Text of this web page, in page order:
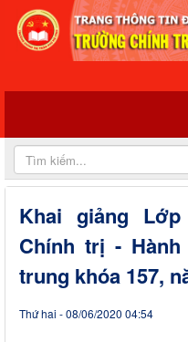
Khai giảng
Chính trị -
trung khóa 157,
Thứ hai - 08/06/2020 04:54